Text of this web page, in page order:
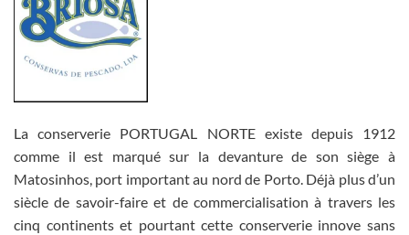
La conserverie PORTUGAL NORTE existe depuis 1912
comme il est marqué sur la devanture de son siège à
Matosinhos, port important au nord de Porto. Déjà plus d’un
siècle de savoir-faire et de commercialisation à travers les
cinq continents et pourtant cette conserverie innove sans